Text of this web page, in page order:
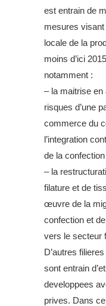
est entrain de
mesures
locale de la
moins d’ici
notamment :
– la maitrise en
risques d’une
commerce du
l’integration
de la confection
– la
filature et de
œuvre de la
confection et de
vers le secteur
D’autres
sont entrain
developpees
prives. Dans